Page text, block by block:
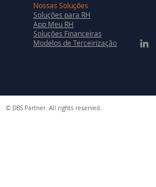
Nossas Soluções
Soluções para RH
App Meu RH
Soluções Financeiras
Modelos de Terceirização
© DBS Partner. All rights reserved.